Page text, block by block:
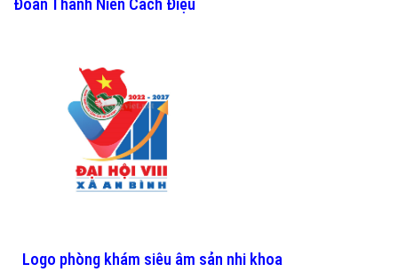
Đoàn Thanh Niên Cách Điệu
Logo phòng khám siêu âm sản nhi khoa